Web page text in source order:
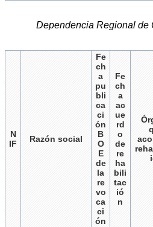
Dependencia Regional de
N
IF
Razón social
Fe
ch
a
pu
bli
ca
ci
ón
B
O
E
de
la
re
vo
ca
ci
ón
Fe
ch
a
ac
ue
rd
o
de
re
ha
bili
tac
ió
n